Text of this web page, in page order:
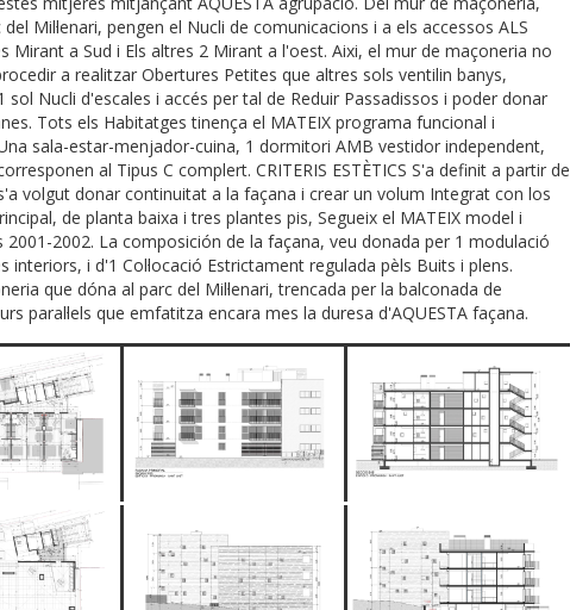
Mil·lenari, pengen el Nucli de comunicacions i a els accessos ALS
Mirant a Sud i Els altres 2 Mirant a l'oest. Aixi, el mur de maçoneria no
a realitzar Obertures Petites que altres sols ventilin banys,
Nucli d'escales i accés per tal de Reduir Passadissos i poder donar
Tots els Habitatges tinença el MATEIX programa funcional i
sala-estar-menjador-cuina, 1 dormitori AMB vestidor independent,
al Tipus C complert. CRITERIS ESTÈTICS S'a definit a partir de
volgut donar continuitat a la façana i crear un volum Integrat con los
de planta baixa i tres plantes pis, Segueix el MATEIX model i
2002. La composición de la façana, veu donada per 1 modulació
i d'1 Col·locació Estrictament regulada pèls Buits i plens.
que dóna al parc del Mil·lenari, trencada per la balconada de
paral·lels que emfatitza encara mes la duresa d'AQUESTA façana.